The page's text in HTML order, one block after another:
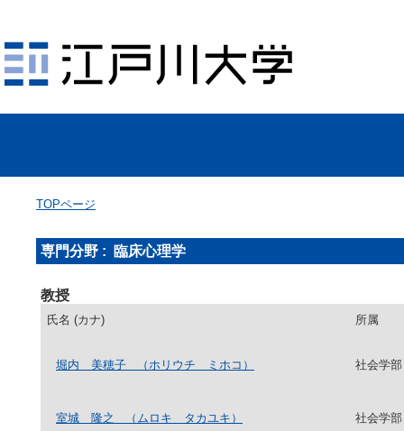
TOPページ
専門分野 : 臨床心理学
教授
氏名 (カナ) 所属
堀内 美穂子 （ホリウチ ミホコ） 社会学
室城 隆之 （ムロキ タカユキ） 社会学